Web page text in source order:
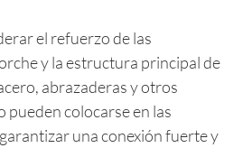
el refuerzo de las
y la estructura principal de
abrazaderas y otros
pueden colocarse en las
una conexión fuerte y